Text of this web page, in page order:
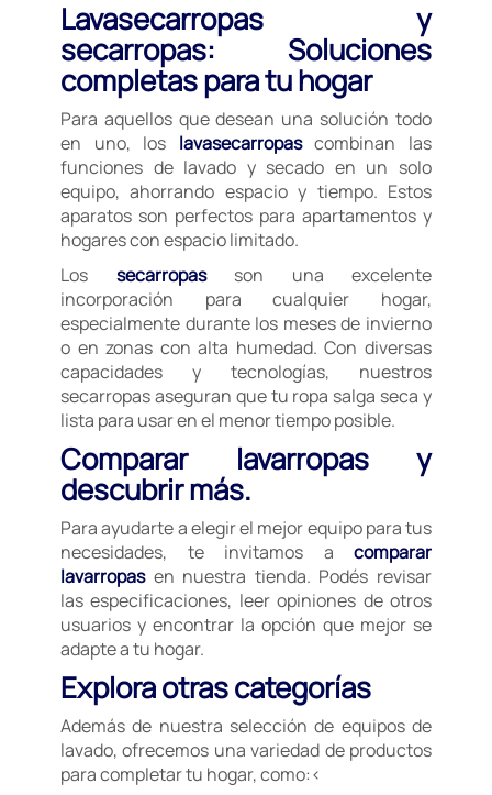
Lavasecarropas y
secarropas: Soluciones
completas para tu hogar
Para aquellos que desean una solución todo
en uno, los lavasecarropascombinan las
funciones de lavado y secado en un solo
equipo, ahorrando espacio y tiempo. Estos
aparatos son perfectos para apartamentos y
hogares con espacio limitado.
Los secarropasson una excelente
incorporación para cualquier hogar,
especialmente durante los meses de invierno
o en zonas con alta humedad. Con diversas
capacidades y tecnologías, nuestros
secarropas aseguran que tu ropa salga seca y
lista para usar en el menor tiempo posible.
Comparar lavarropas y
descubrir más.
Para ayudarte a elegir el mejor equipo para tus
necesidades, te invitamos a comparar
lavarropasen nuestra tienda. Podés revisar
las especificaciones, leer opiniones de otros
usuarios y encontrar la opción que mejor se
adapte a tu hogar.
Explora otras categorías
Además de nuestra selección de equipos de
lavado, ofrecemos una variedad de productos
para completar tu hogar, como:<